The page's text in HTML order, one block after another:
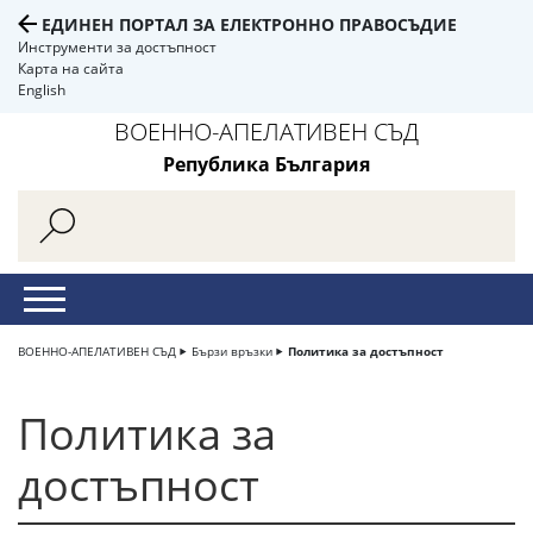
ЕДИНЕН ПОРТАЛ ЗА ЕЛЕКТРОННО ПРАВОСЪДИЕ
Инструменти за достъпност
Карта на сайта
English
ВОЕННО-АПЕЛАТИВЕН СЪД
Република България
ВОЕННО-АПЕЛАТИВЕН СЪД Бързи връзки Политика за достъпност
Политика за
достъпност